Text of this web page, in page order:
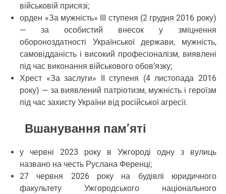
військовій присязі;
орден «За мужність» III ступеня (2 грудня 2016 року)
— за особистий внесок у зміцнення
обороноздатності Української держави, мужність,
самовідданість і високий професіоналізм, виявлені
під час виконання військового обов’язку;
Хрест «За заслуги» II ступеня (4 листопада 2016
року) — за виявлений патріотизм, мужність і героїзм
під час захисту України від російської агресії.
Вшанування пам’яті
у червні 2023 року в Ужгороді одну з вулиць
названо на честь Руслана Ференці;
27 червня 2026 року на будівлі юридичного
факультету Ужгородського національного